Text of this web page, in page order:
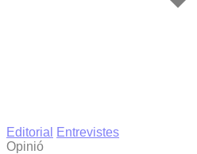
Editorial
Entrevistes
Opinió